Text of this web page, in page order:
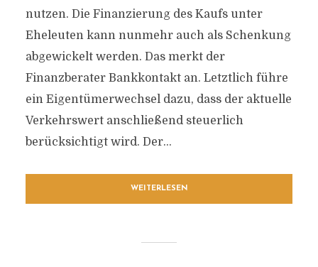
nutzen. Die Finanzierung des Kaufs unter
Eheleuten kann nunmehr auch als Schenkung
abgewickelt werden. Das merkt der
Finanzberater Bankkontakt an. Letztlich führe
ein Eigentümerwechsel dazu, dass der aktuelle
Verkehrswert anschließend steuerlich
berücksichtigt wird. Der...
WEITERLESEN